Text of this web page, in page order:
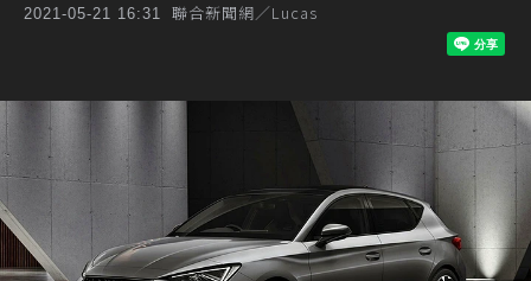
2021-05-21 16:31 聯合新聞網／Lucas